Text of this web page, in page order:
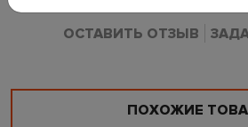
ОСТАВИТЬ ОТЗЫВ
ПОХОЖИЕ